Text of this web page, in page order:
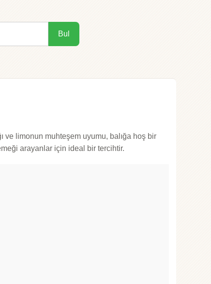
Bul
ve limonun muhteşem uyumu, balığa hoş bir
arayanlar için ideal bir tercihtir.